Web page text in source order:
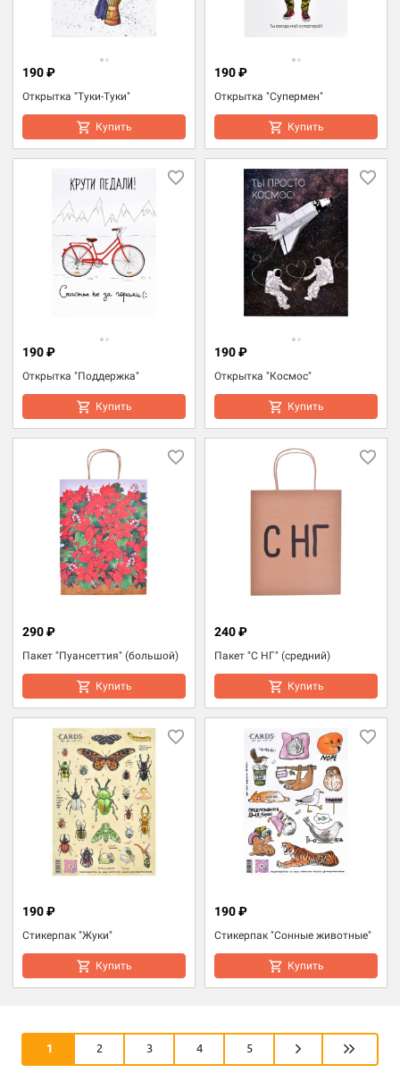
Открытка "Туки-Туки"
190 ₽
Купить
Открытка "Супермен"
190 ₽
Купить
Открытка "Поддержка"
190 ₽
Купить
Открытка "Космос"
190 ₽
Купить
Пакет "Пуансеттия" (большой)
290 ₽
Купить
Пакет "С НГ" (средний)
240 ₽
Купить
Стикерпак "Жуки"
190 ₽
Купить
Стикерпак "Сонные животные"
190 ₽
Купить
1 2 3 4 5